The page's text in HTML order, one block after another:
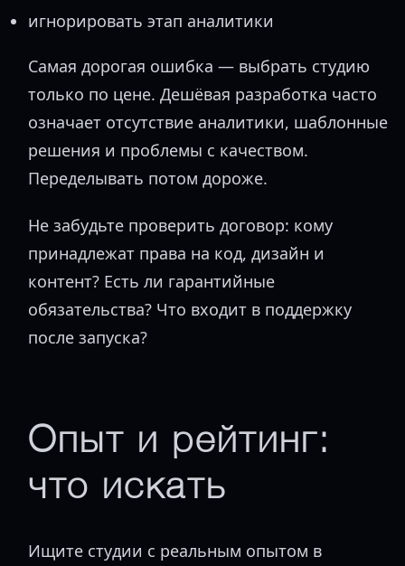
игнорировать этап аналитики
Самая дорогая ошибка — выбрать студию
только по цене. Дешёвая разработка часто
означает отсутствие аналитики, шаблонные
решения и проблемы с качеством.
Переделывать потом дороже.
Не забудьте проверить договор: кому
принадлежат права на код, дизайн и
контент? Есть ли гарантийные
обязательства? Что входит в поддержку
после запуска?
Опыт и рейтинг:
что искать
Ищите студии с реальным опытом в